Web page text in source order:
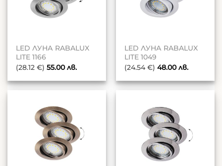
LED ЛУНА RABALUX
LITE 1166
(28.12 €) 55.00лв.
LED ЛУНА RABALUX
LITE 1049
(24.54 €) 48.00лв.